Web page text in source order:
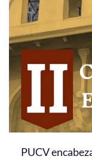
PUCV